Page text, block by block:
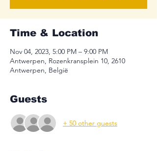
Time & Location
Nov 04, 2023, 5:00 PM – 9:00 PM
Antwerpen, Rozenkransplein 10, 2610
Antwerpen, België
Guests
+ 50 other guests